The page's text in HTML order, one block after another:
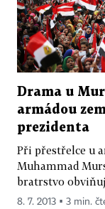
Drama u
armádou
prezidenta
Při přestřelce u
Muhammad
bratrstvo
8. 7. 2013 ▪ 3 min.